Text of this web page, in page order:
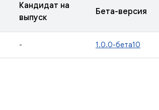
Кандидат на
выпуск
Бета-версия
- 1.0.0-бета10